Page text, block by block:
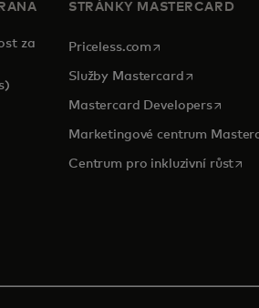
za
STRÁNKY MASTERCARD
Priceless.com opens in a new
Služby Mastercardopens in a
Mastercard Developersopens
Marketingové centrum
Centrum pro inkluzivní růst